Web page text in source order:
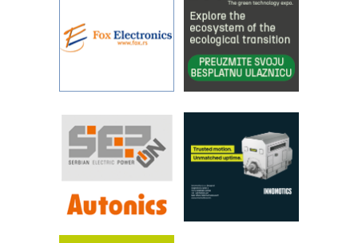
IBeRTIM - oprema za ispitivanje
kontrole kvaliteta
STAUFF – Komponente koje
povećavaju pouzdanost hidrauličkih
pouzdanost u transferu fluida
Filtration Group Industrial – Napredna
rešenja za filtraciju u hidrauličkim i
procesnim sistemima
RILINEX kompanije Rittal
FANUC: Najbolje za vašu pametnu